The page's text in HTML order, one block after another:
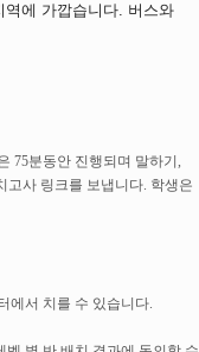
에 가깝습니다. 버스와
75분동안 진행되며 말하기,
고사 링크를 보냅니다. 학생은
에서 치를 수 있습니다.